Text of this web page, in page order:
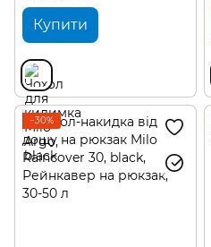
Купити
−30%